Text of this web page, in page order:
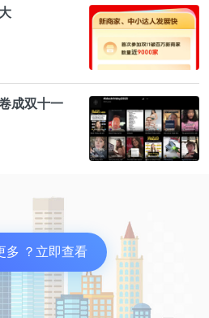
不道德行为
给审稿人付费，会诱导杂志
审稿人，从而降低费用；毕
版费、却需要继续支付审稿
的的审稿人也会投编辑所好，
实的审稿人不可避免地存在。
是找到合格的编辑。
成双十一
多 ？立即查看